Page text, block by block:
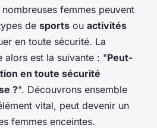
femmes peuvent
de sports ou activités
en toute sécurité. La
alors est la suivante : "Peut-
en toute sécurité
?". Découvrons ensemble
vital, peut devenir un
femmes enceintes.